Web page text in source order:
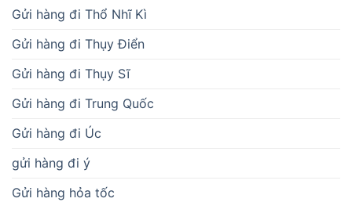
Gửi hàng đi Thổ Nhĩ Kì
Gửi hàng đi Thụy Điển
Gửi hàng đi Thụy Sĩ
Gửi hàng đi Trung Quốc
Gửi hàng đi Úc
gửi hàng đi ý
Gửi hàng hỏa tốc